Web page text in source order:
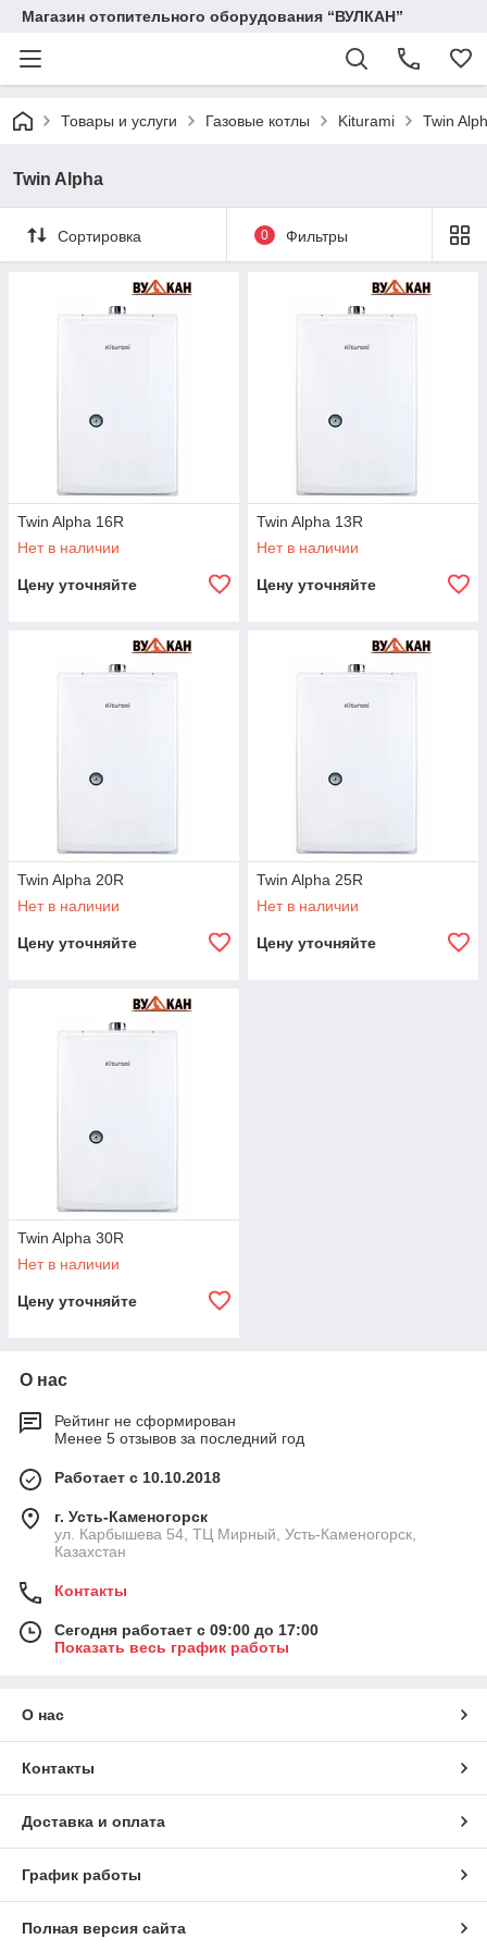
Магазин отопительного оборудования “ВУЛКАН”
Товары и услуги Газовые котлы Kiturami Twin
Twin Alpha
Сортировка 0 Фильтры
Twin Alpha 16R
Нет в наличии
Цену уточняйте
Twin Alpha 13R
Нет в наличии
Цену уточняйте
Twin Alpha 20R
Нет в наличии
Цену уточняйте
Twin Alpha 25R
Нет в наличии
Цену уточняйте
Twin Alpha 30R
Нет в наличии
Цену уточняйте
О нас
Рейтинг не сформирован
Менее 5 отзывов за последний год
Работает с 10.10.2018
г. Усть-Каменогорск
ул. Карбышева 54, ТЦ Мирный, Усть-Каменогорск,
Казахстан
Контакты
Сегодня работает с 09:00 до 17:00
Показать весь график работы
О нас
Контакты
Доставка и оплата
График работы
Полная версия сайта